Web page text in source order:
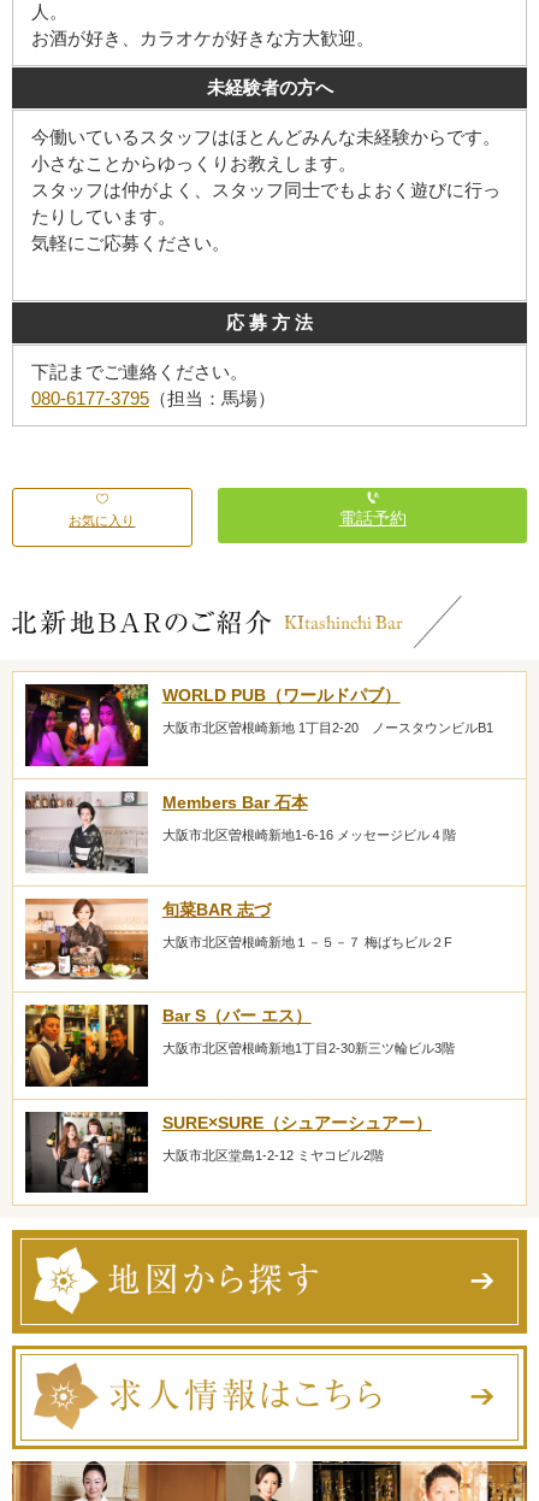
人。
お酒が好き、カラオケが好きな方大歓迎。
未経験者の方へ
今働いているスタッフはほとんどみんな未経験からです。
小さなことからゆっくりお教えします。
スタッフは仲がよく、スタッフ同士でもよおく遊びに行っ
たりしています。
気軽にご応募ください。
応 募 方 法
下記までご連絡ください。
080-6177-3795 （担当：馬場）
お気に入り 電話予約
WORLD PUB（ワールドパブ）
大阪市北区曽根崎新地 1丁目2-20 ノースタウンビルB1
Members Bar 石本
大阪市北区曽根崎新地1-6-16 メッセージビル４階
旬菜BAR 志づ
大阪市北区曽根崎新地１－５－７ 梅ばちビル２F
Bar S（バー エス）
大阪市北区曽根崎新地1丁目2-30新三ツ輪ビル3階
SURE×SURE（シュアーシュアー）
大阪市北区堂島1-2-12 ミヤコビル2階